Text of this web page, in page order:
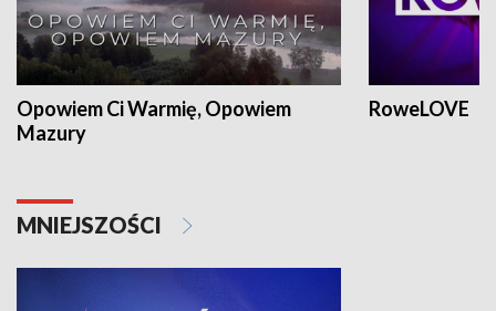
Opowiem Ci Warmię, Opowiem
Mazury
RoweLOVE
MNIEJSZOŚCI